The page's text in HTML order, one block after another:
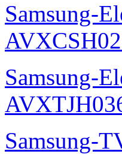
Samsung-
Samsung-
Samsung-